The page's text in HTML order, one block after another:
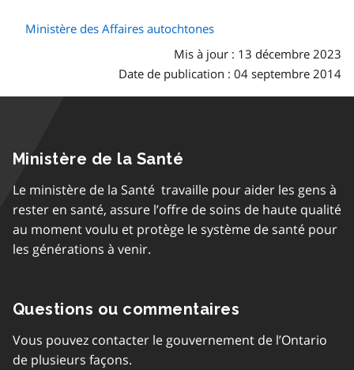
Ministère des Affaires autochtones
Mis à jour : 13 décembre 2023
Date de publication : 04 septembre 2014
Ministère de la Santé
Le ministère de la Santé travaille pour aider les gens à
rester en santé, assure l’offre de soins de haute qualité
au moment voulu et protège le système de santé pour
les générations à venir.
Questions ou commentaires
Vous pouvez contacter le gouvernement de l’Ontario
de plusieurs façons.